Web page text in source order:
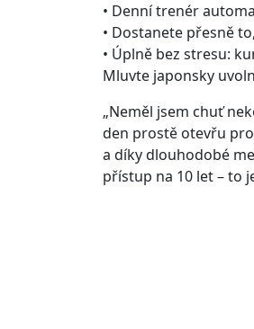
• Denní trenér
• Dostanete přesně
• Úplně bez stresu:
Mluvte japonsky
„Neměl jsem chuť
den prostě otevřu
a díky dlouhodobé
přístup na 10 let – to